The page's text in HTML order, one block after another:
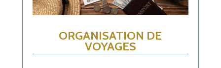
ORGANISATION DE
VOYAGES